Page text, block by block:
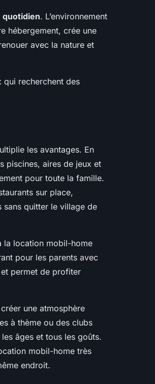
quotidien. L’environnement
hébergement, crée une
avec la nature et
recherchent des
les avantages. En
piscines, aires de jeux et
pour toute la famille.
sur place,
sans quitter le village de
la location mobil-home
pour les parents avec
permet de profiter
une atmosphère
à thème ou des clubs
âges et tous les goûts.
mobil-home très
endroit.